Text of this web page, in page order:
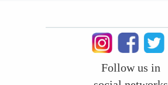
Follow us in